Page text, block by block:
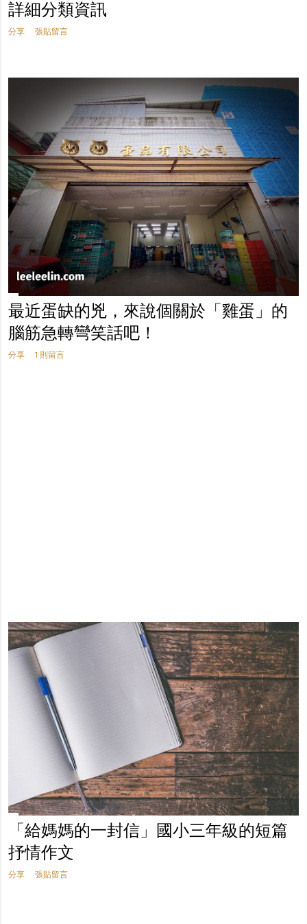
詳細分類資訊
分享 張貼留言
最近蛋缺的兇，來說個關於「雞蛋」的
腦筋急轉彎笑話吧！
分享 1 則留言
「給媽媽的一封信」國小三年級的短篇
抒情作文
分享 張貼留言